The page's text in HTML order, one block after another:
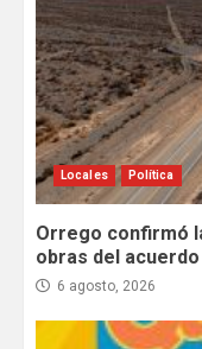
Locales Política
Orrego confirmó
obras del
6 agosto, 2026